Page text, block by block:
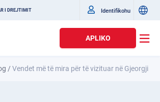
I DREJTIMIT Identifikohu
APLIKO
/Vendet më të mira për të vizituar në Gjeorgji